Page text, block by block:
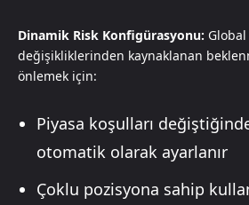
Dinamik Risk Konfigürasyonu:
değişikliklerinden kaynaklanan
önlemek için:
Piyasa koşulları
otomatik olarak ayarlanır
Çoklu pozisyona sahip